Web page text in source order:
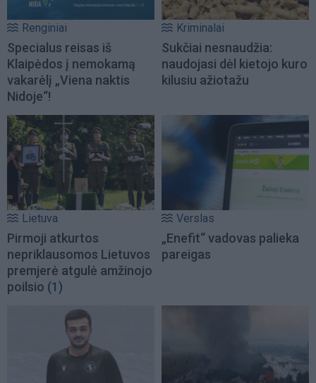
Renginiai
Specialus reisas iš
Klaipėdos į nemokamą
vakarėlį „Viena naktis
Nidoje“!
Kriminalai
Sukčiai nesnaudžia:
naudojasi dėl kietojo kuro
kilusiu ažiotažu
Lietuva
Pirmoji atkurtos
nepriklausomos Lietuvos
premjerė atgulė amžinojo
poilsio (1)
Verslas
„Enefit“ vadovas palieka
pareigas